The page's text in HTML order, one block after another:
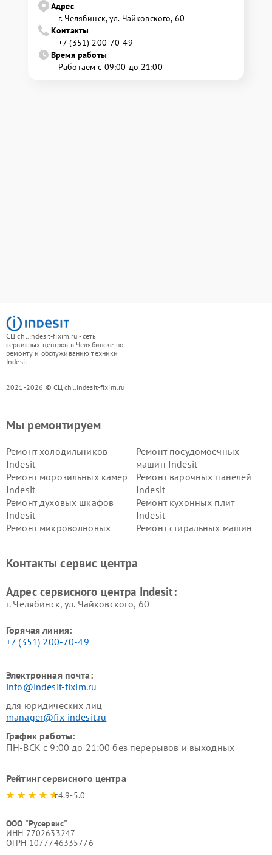
Адрес
г. Челябинск, ул. Чайковского, 60
Контакты
+7 (351) 200-70-49
Время работы
Работаем с 09:00 до 21:00
СЦ chl.indesit-fixim.ru - сеть
сервисных центров в Челябинске по
ремонту и обслуживанию техники
Indesit
2021-2026 © СЦ chl.indesit-fixim.ru
Мы ремонтируем
Ремонт холодильников
Indesit
Ремонт посудомоечных
машин Indesit
Ремонт морозильных камер
Indesit
Ремонт варочных панелей
Indesit
Ремонт духовых шкафов
Indesit
Ремонт кухонных плит
Indesit
Ремонт микроволновых
Ремонт стиральных машин
Indesit
Indesit
Контакты сервис центра
Адрес сервисного центра Indesit:
г. Челябинск, ул. Чайковского, 60
Горячая линия:
+7 (351) 200-70-49
Электронная почта:
info@indesit-fixim.ru
для юридических лиц
manager@fix-indesit.ru
График работы:
ПН-ВСК с 9:00 до 21:00 без перерывов и выходных
Рейтинг сервисного центра
4.9-5.0
ООО "Русервис"
ИНН 7702633247
ОГРН 1077746335776